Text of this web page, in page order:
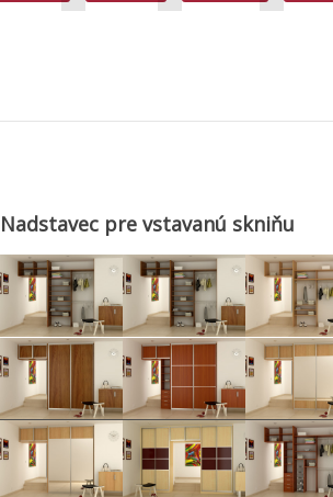
Nadstavec pre vstavanú skniňu